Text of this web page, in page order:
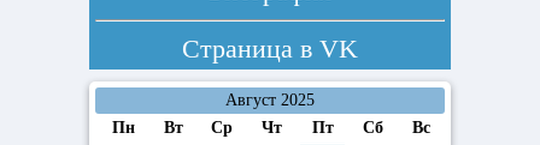
Страница в VK
Август 2025
Пн
Вт Ср Чт Пт Сб
Вс